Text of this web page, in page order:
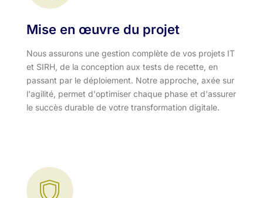
Mise en œuvre du projet
Nous assurons une gestion complète de vos projets IT
et SIRH, de la conception aux tests de recette, en
passant par le déploiement. Notre approche, axée sur
l'agilité, permet d'optimiser chaque phase et d'assurer
le succès durable de votre transformation digitale.